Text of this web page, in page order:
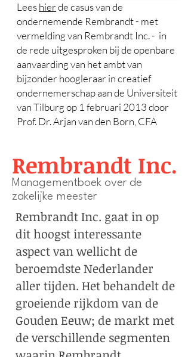
Leeshierde casus van de
ondernemende Rembrandt - met
vermelding van Rembrandt Inc. - in
de rede uitgesproken bij de openbare
aanvaarding van het ambt van
bijzonder hoogleraar in creatief
ondernemerschap aan de Universiteit
van Tilburg op 1 februari 2013 door
Prof. Dr. Arjan van den Born, CFA
Rembrandt Inc.
Managementboek over de
zakelijke meester
Rembrandt Inc. gaat in op
dit hoogst interessante
aspect van wellicht de
beroemdste Nederlander
aller tijden. Het behandelt de
groeiende rijkdom van de
Gouden Eeuw; de markt met
de verschillende segmenten